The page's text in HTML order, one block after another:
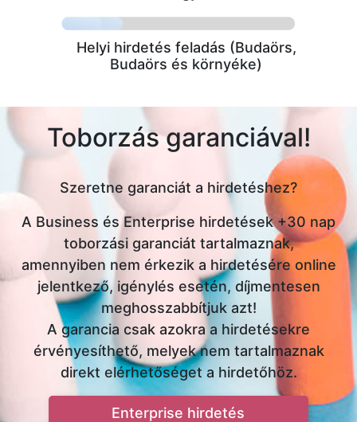
Helyi hirdetés feladás (Budaörs,
Budaörs és környéke)
Toborzás garanciával!
Szeretne garanciát a hirdetéshez?
A Business és Enterprise hirdetések +30 nap
toborzási garanciát tartalmaznak,
amennyiben nem érkezik a hirdetésére online
jelentkező, igénylés esetén, díjmentesen
meghosszabbítjuk azt!
A garancia csak azokra a hirdetésekre
érvényesíthető, melyek nem tartalmaznak
direkt elérhetőséget a hirdetőhöz.
Enterprise hirdetés